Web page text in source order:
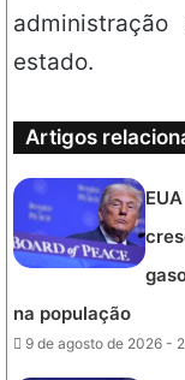
estado.
Artigos
na população
9 de agosto de 2026 -